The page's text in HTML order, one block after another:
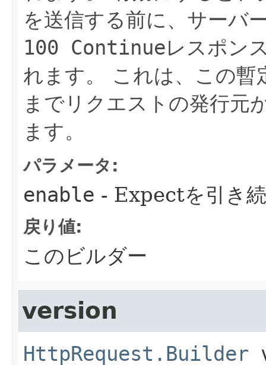
を送信する前に、サーバ
100 Continueレスポン
れます。
これは、この暫
までリクエストの発行元
ます。
パラメータ:
enable - Expectを引き
戻り値:
このビルダー
version
HttpRequest.Builder